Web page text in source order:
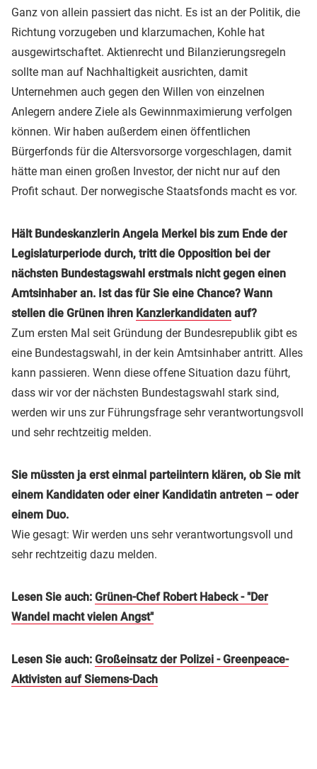
Ganz von allein passiert das nicht. Es ist an der Politik, die
Richtung vorzugeben und klarzumachen, Kohle hat
ausgewirtschaftet. Aktienrecht und Bilanzierungsregeln
sollte man auf Nachhaltigkeit ausrichten, damit
Unternehmen auch gegen den Willen von einzelnen
Anlegern andere Ziele als Gewinnmaximierung verfolgen
können. Wir haben außerdem einen öffentlichen
Bürgerfonds für die Altersvorsorge vorgeschlagen, damit
hätte man einen großen Investor, der nicht nur auf den
Profit schaut. Der norwegische Staatsfonds macht es vor.
Hält Bundeskanzlerin Angela Merkel bis zum Ende der
Legislaturperiode durch, tritt die Opposition bei der
nächsten Bundestagswahl erstmals nicht gegen einen
Amtsinhaber an. Ist das für Sie eine Chance? Wann
stellen die Grünen ihren Kanzlerkandidaten auf?
Zum ersten Mal seit Gründung der Bundesrepublik gibt es
eine Bundestagswahl, in der kein Amtsinhaber antritt. Alles
kann passieren. Wenn diese offene Situation dazu führt,
dass wir vor der nächsten Bundestagswahl stark sind,
werden wir uns zur Führungsfrage sehr verantwortungsvoll
und sehr rechtzeitig melden.
Sie müssten ja erst einmal parteiintern klären, ob Sie mit
einem Kandidaten oder einer Kandidatin antreten – oder
einem Duo.
Wie gesagt: Wir werden uns sehr verantwortungsvoll und
sehr rechtzeitig dazu melden.
Lesen Sie auch: Grünen-Chef Robert Habeck - "Der
Wandel macht vielen Angst"
Lesen Sie auch: Großeinsatz der Polizei - Greenpeace-
Aktivisten auf Siemens-Dach